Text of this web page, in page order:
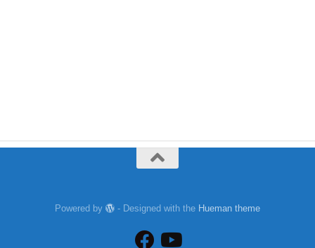
Powered by - Designed with the Hueman theme